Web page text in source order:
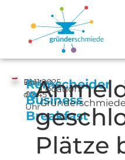
Freitag,
den
21.11.2025
ab
07:45
Uhr
Remscheider
Business
Breakfast
Location:
Gründerschmiede
Plätze